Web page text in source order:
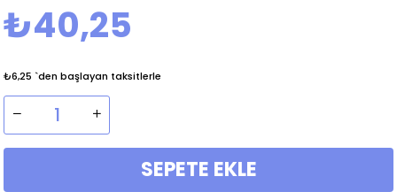
₺40,25
₺6,25 `den başlayan taksitlerle